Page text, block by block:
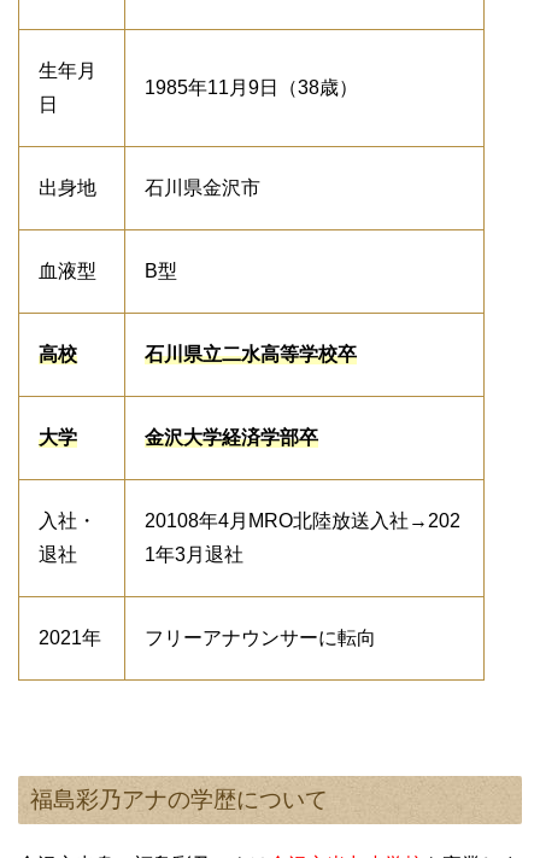
生年月
日
1985年11月9日（38歳）
出身地 石川県金沢市
血液型 B型
高校 石川県立二水高等学校卒
大学 金沢大学経済学部卒
入社・
退社
20108年4月MRO北陸放送入社→202
1年3月退社
2021年 フリーアナウンサーに転向
福島彩乃アナの学歴について